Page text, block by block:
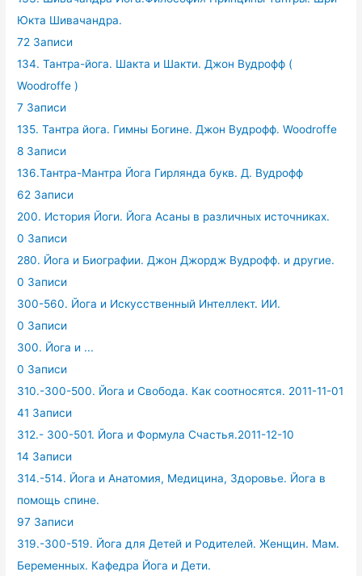
Юкта Шивачандра.
72 Записи
134. Тантра-йога. Шакта и Шакти. Джон Вудрофф (
Woodroffe )
7 Записи
135. Тантра йога. Гимны Богине. Джон Вудрофф. Woodroffe
8 Записи
136.Тантра-Мантра Йога Гирлянда букв. Д. Вудрофф
62 Записи
200. История Йоги. Йога Асаны в различных источниках.
0 Записи
280. Йога и Биографии. Джон Джордж Вудрофф. и другие.
0 Записи
300-560. Йога и Искусственный Интеллект. ИИ.
0 Записи
300. Йога и ...
0 Записи
310.-300-500. Йога и Свобода. Как соотносятся. 2011-11-01
41 Записи
312.- 300-501. Йога и Формула Счастья.2011-12-10
14 Записи
314.-514. Йога и Анатомия, Медицина, Здоровье. Йога в
помощь спине.
97 Записи
319.-300-519. Йога для Детей и Родителей. Женщин. Мам.
Беременных. Кафедра Йога и Дети.